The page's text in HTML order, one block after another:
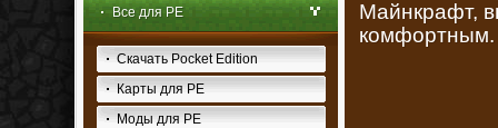
Все для PE
Скачать Pocket Edition
Карты для PE
Моды для PE
Майнкрафт,
комфортным.